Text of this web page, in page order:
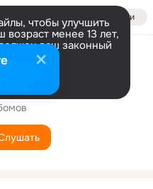
Войти
чтобы улучшить
возраст менее 13 лет,
ваш законный
Haddad